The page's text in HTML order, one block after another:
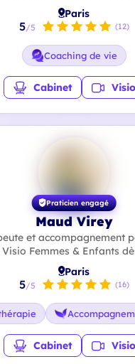
Paris
5/5 (12)
Coaching de vie
Cabinet Visio
Praticien engagé
Maud Virey
et accompagnement
Visio Femmes & Enfants
Paris
5/5 (16)
Cabinet Visio